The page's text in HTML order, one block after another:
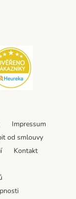
Impressum
od smlouvy
Kontakt